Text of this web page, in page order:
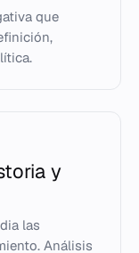
que
y
las
Análisis